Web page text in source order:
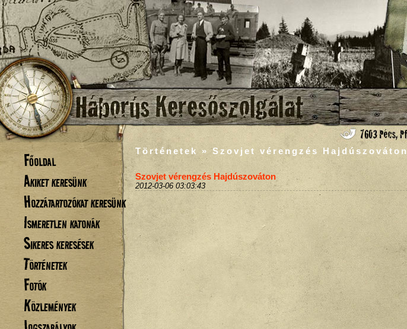
Főoldal
Akiket keresünk
Hozzátartozókat keresünk
Ismeretlen katonák
Sikeres keresések
Történetek
Fotók
Közlemények
Történetek » Szovjet vérengzés Hajdúszováton
Szovjet vérengzés Hajdúszováton
2012-03-06 03:03:43